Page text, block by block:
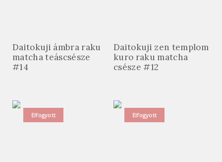
Daitokuji ámbra raku
matcha teáscsésze
#14
Daitokuji zen templom
kuro raku matcha
csésze #12
Elfogyott Elfogyott